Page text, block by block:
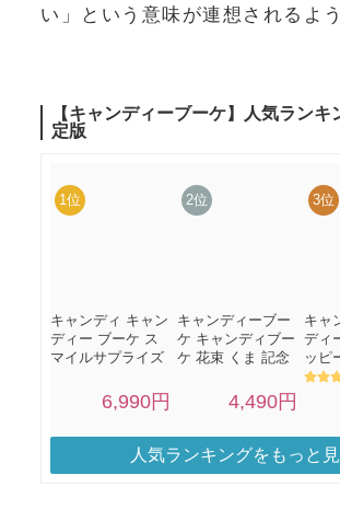
い」という意味が連想されるよう
人気ランキングをもっと